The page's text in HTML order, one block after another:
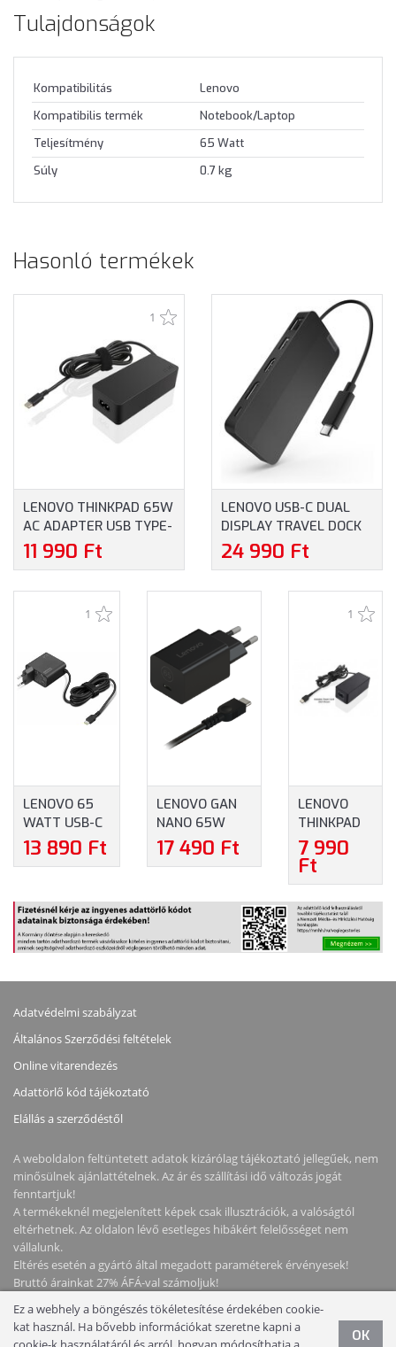
Tulajdonságok
Kompatibilitás
Lenovo
Kompatibilis termék
Notebook/Laptop
Teljesítmény
65 Watt
Súly
0.7 kg
Hasonló termékek
1
LENOVO THINKPAD 65W
AC ADAPTER USB TYPE-
C - NOTEBOOK TÖLTŐ
11 990 Ft
LENOVO USB-C DUAL
DISPLAY TRAVEL DOCK
(40B90000WW)
24 990 Ft
1
LENOVO 65
WATT USB-C
FALI
HÁLÓZATI
13 890 Ft
LENOVO GAN
NANO 65W
ADAPTER
(G0A6GN65EU)
17 490 Ft
1
LENOVO
THINKPAD
45W AC
ADAPTER
USB TYPE-C
7 990
Ft
Adatvédelmi szabályzat
Általános Szerződési feltételek
Online vitarendezés
Adattörlő kód tájékoztató
Elállás a szerződéstől
A weboldalon feltüntetett adatok kizárólag tájékoztató jellegűek, nem
minősülnek ajánlattételnek. Az ár és szállítási idő változás jogát
fenntartjuk!
A termékeknél megjelenített képek csak illusztrációk, a valóságtól
eltérhetnek. Az oldalon lévő esetleges hibákért felelősséget nem
vállalunk.
Eltérés esetén a gyártó által megadott paraméterek érvényesek!
Bruttó árainkat 27% ÁFÁ-val számoljuk!
Copyright © 2026 NotebookStore. Minden jog fenntartva!
Ez a webhely a böngészés tökéletesítése érdekében cookie-
kat használ. Ha bővebb információkat szeretne kapni a
OK